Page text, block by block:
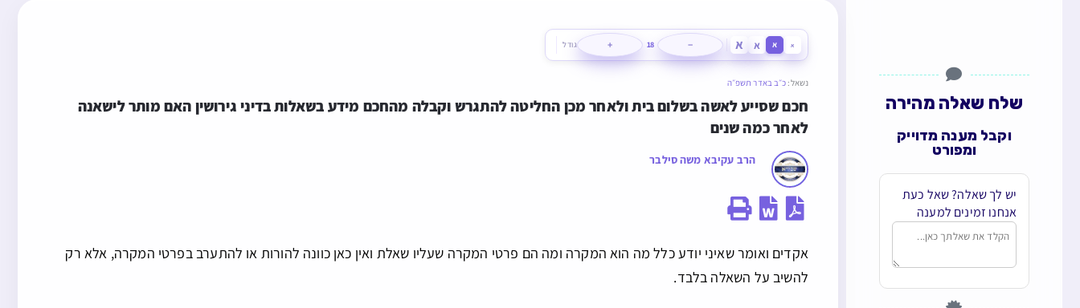
א א א א −
18
+ גודל
נשאל: כ״ב באדר תשפ״ה
לאחר כמה שנים
הרב עקיבא משה סילבר
אקדים ואומר שאיני יודע כלל מה הוא המקרה ומה הם פרטי המקרה שעליו שאלת ואין כאן כוונה להורות או להתערב בפרטי המקרה, אלא רק
להשיב על השאלה בלבד.
שלח שאלה מהירה
וקבל מענה מדוייק
ומפורט
יש לך שאלה? שאל כעת
אנחנו זמינים למענה